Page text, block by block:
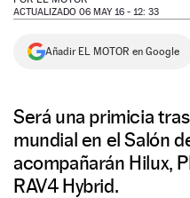
SERVICIOS
NEWSLETTER
ACTUALIZADO 06 MAY 16 - 12: 33
Añadir EL MOTOR en Google
Será una primicia
mundial en el Salón
acompañarán Hilux,
RAV4 Hybrid.